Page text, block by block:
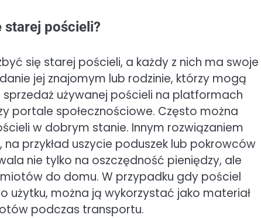
starej pościeli?
się starej pościeli, a każdy z nich ma swoje
jej znajomym lub rodzinie, którzy mogą
używanej pościeli na platformach
portale społecznościowe. Często można
w dobrym stanie. Innym rozwiązaniem
przykład uszycie poduszek lub pokrowców
nie tylko na oszczędność pieniędzy, ale
do domu. W przypadku gdy pościel
użytku, można ją wykorzystać jako materiał
podczas transportu.